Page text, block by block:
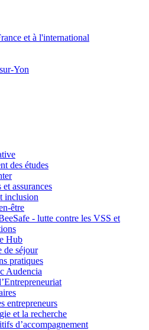
et à l'international
Yon
des études
assurances
inclusion
être
- lutte contre les VSS et
Hub
de séjour
pratiques
Audencia
entrepreneurs
et la recherche
d’accompagnement